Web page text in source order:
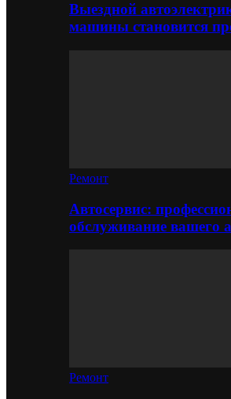
Выездной
машины становится
Ремонт
Автосервис:
обслуживание вашего
Ремонт